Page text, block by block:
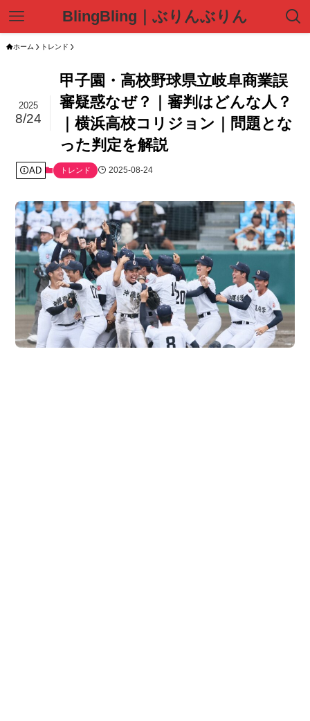
BlingBling｜ぶりんぶりん
ホーム トレンド
甲子園・高校野球県立岐阜商業誤
審疑惑なぜ？｜審判はどんな人？
｜横浜高校コリジョン｜問題とな
った判定を解説
2025
8/24
AD トレンド 2025-08-24